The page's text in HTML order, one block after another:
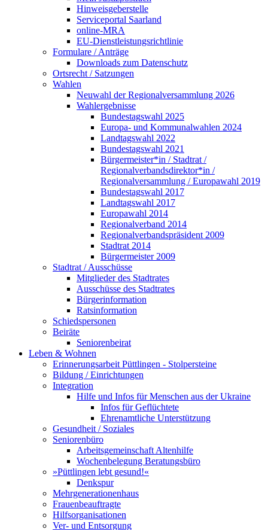
Hinweisgeberstelle
Serviceportal Saarland
online-MRA
EU-Dienstleistungsrichtlinie
Formulare / Anträge
Downloads zum Datenschutz
Ortsrecht / Satzungen
Wahlen
Neuwahl der Regionalversammlung 2026
Wahlergebnisse
Bundestagswahl 2025
Europa- und Kommunalwahlen 2024
Landtagswahl 2022
Bundestagswahl 2021
Bürgermeister*in / Stadtrat /
Regionalverbandsdirektor*in /
Regionalversammlung / Europawahl 2019
Bundestagswahl 2017
Landtagswahl 2017
Europawahl 2014
Regionalverband 2014
Regionalverbandspräsident 2009
Stadtrat 2014
Bürgermeister 2009
Stadtrat / Ausschüsse
Mitglieder des Stadtrates
Ausschüsse des Stadtrates
Bürgerinformation
Ratsinformation
Schiedspersonen
Beiräte
Seniorenbeirat
Leben & Wohnen
Erinnerungsarbeit Püttlingen - Stolpersteine
Bildung / Einrichtungen
Integration
Hilfe und Infos für Menschen aus der Ukraine
Infos für Geflüchtete
Ehrenamtliche Unterstützung
Gesundheit / Soziales
Seniorenbüro
Arbeitsgemeinschaft Altenhilfe
Wochenbelegung Beratungsbüro
»Püttlingen lebt gesund!«
Denkspur
Mehrgenerationenhaus
Frauenbeauftragte
Hilfsorganisationen
Ver- und Entsorgung